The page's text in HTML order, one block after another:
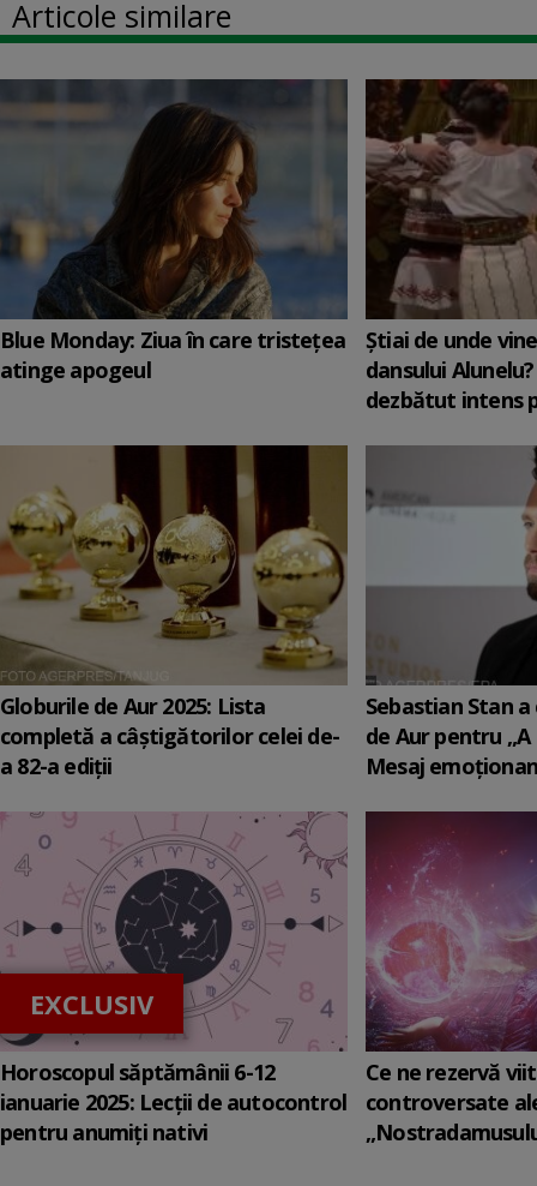
Articole similare
Blue Monday: Ziua în care tristețea
atinge apogeul
Știai de unde
dansului
dezbătut intens
Globurile de Aur 2025: Lista
completă a câștigătorilor celei de-
a 82-a ediții
Sebastian Stan
de Aur pentru
Mesaj
EXCLUSIV
Horoscopul săptămânii 6-12
ianuarie 2025: Lecții de autocontrol
pentru anumiți nativi
Ce ne rezervă
controversate